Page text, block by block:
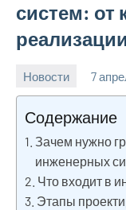
систем: от
реализации
Новости 7
Содержание
Зачем нужно
инженерных
Что входит в
Этапы